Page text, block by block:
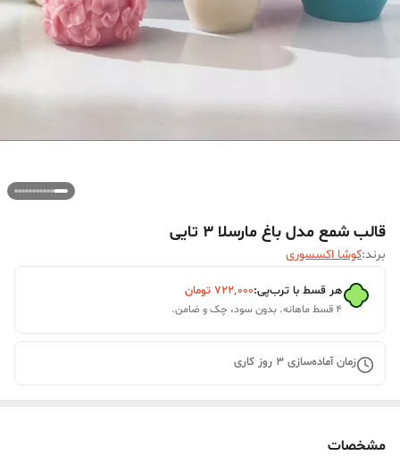
قالب شمع مدل باغ مارسلا 3 تایی
برند:کوشا اکسسوری
هر قسط با ترب‌پی:۷۲۲٬۰۰۰ تومان
۴ قسط ماهانه. بدون سود، چک و ضامن.
زمان آماده‌سازی 3 روز کاری
مشخصات